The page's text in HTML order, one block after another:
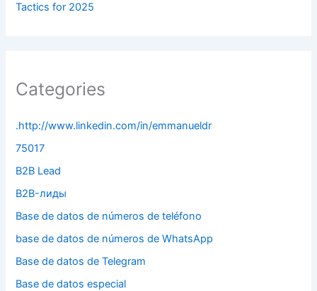
Tactics for 2025
Categories
.http://www.linkedin.com/in/emmanueldr
75017
B2B Lead
B2B-лиды
Base de datos de números de teléfono
base de datos de números de WhatsApp
Base de datos de Telegram
Base de datos especial